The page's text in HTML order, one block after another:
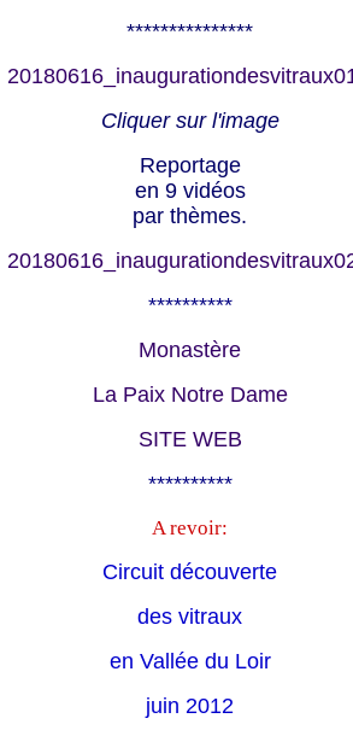
***************
Cliquer sur l'image
Reportage
en 9 vidéos
par thèmes.
**********
Monastère
La Paix Notre Dame
SITE WEB
**********
A revoir:
Circuit découverte
des vitraux
en Vallée du Loir
juin 2012